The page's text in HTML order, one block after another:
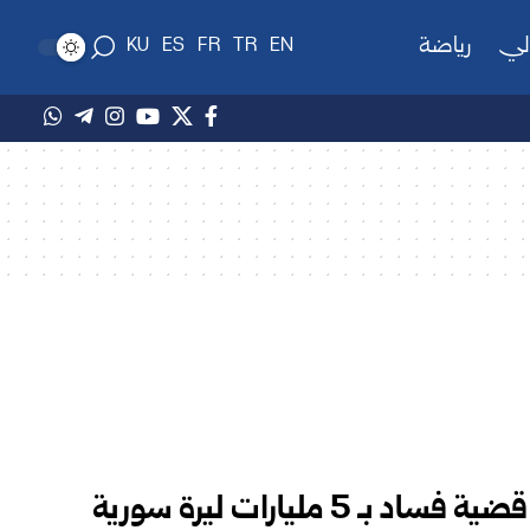
رياضة EN
TR
FR
ES
KU
الرقابة المالية بدرعا تكشف قضية فساد بـ 5 مليارات ليرة سورية